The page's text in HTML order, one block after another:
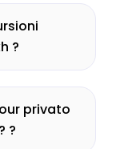
?
privato
?